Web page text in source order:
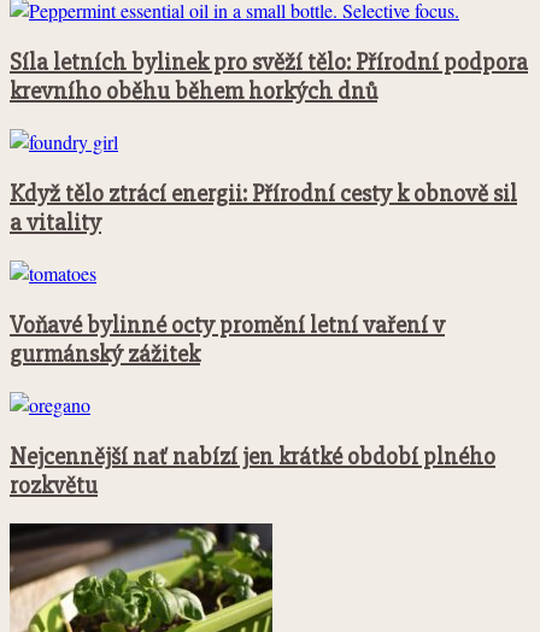
Síla letních bylinek pro svěží tělo: Přírodní podpora
krevního oběhu během horkých dnů
Když tělo ztrácí energii: Přírodní cesty k obnově sil
a vitality
Voňavé bylinné octy promění letní vaření v
gurmánský zážitek
Nejcennější nať nabízí jen krátké období plného
rozkvětu